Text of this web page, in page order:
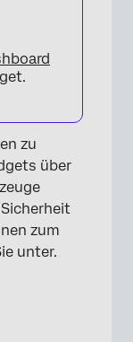
×
zu
über
zum
unter.